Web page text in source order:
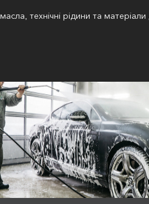
технічні рідини та матеріали